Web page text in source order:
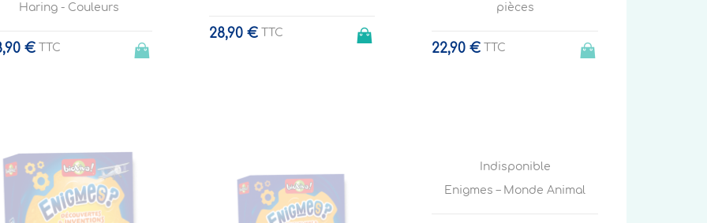
Haring - Couleurs
€TTC
28,90 €TTC
pièces
22,90 € TTC
Indisponible
Enigmes – Monde Animal